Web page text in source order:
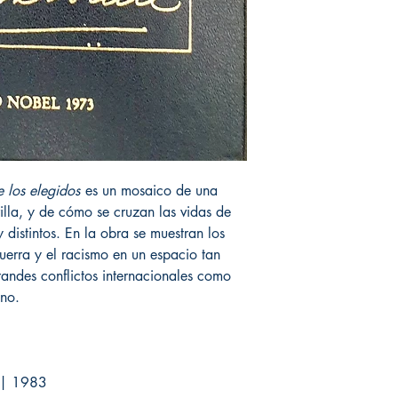
los elegidos es un mosaico de una
y de cómo se cruzan las vidas de
En la obra se muestran los
y el racismo en un espacio tan
conflictos internacionales como
| 1983